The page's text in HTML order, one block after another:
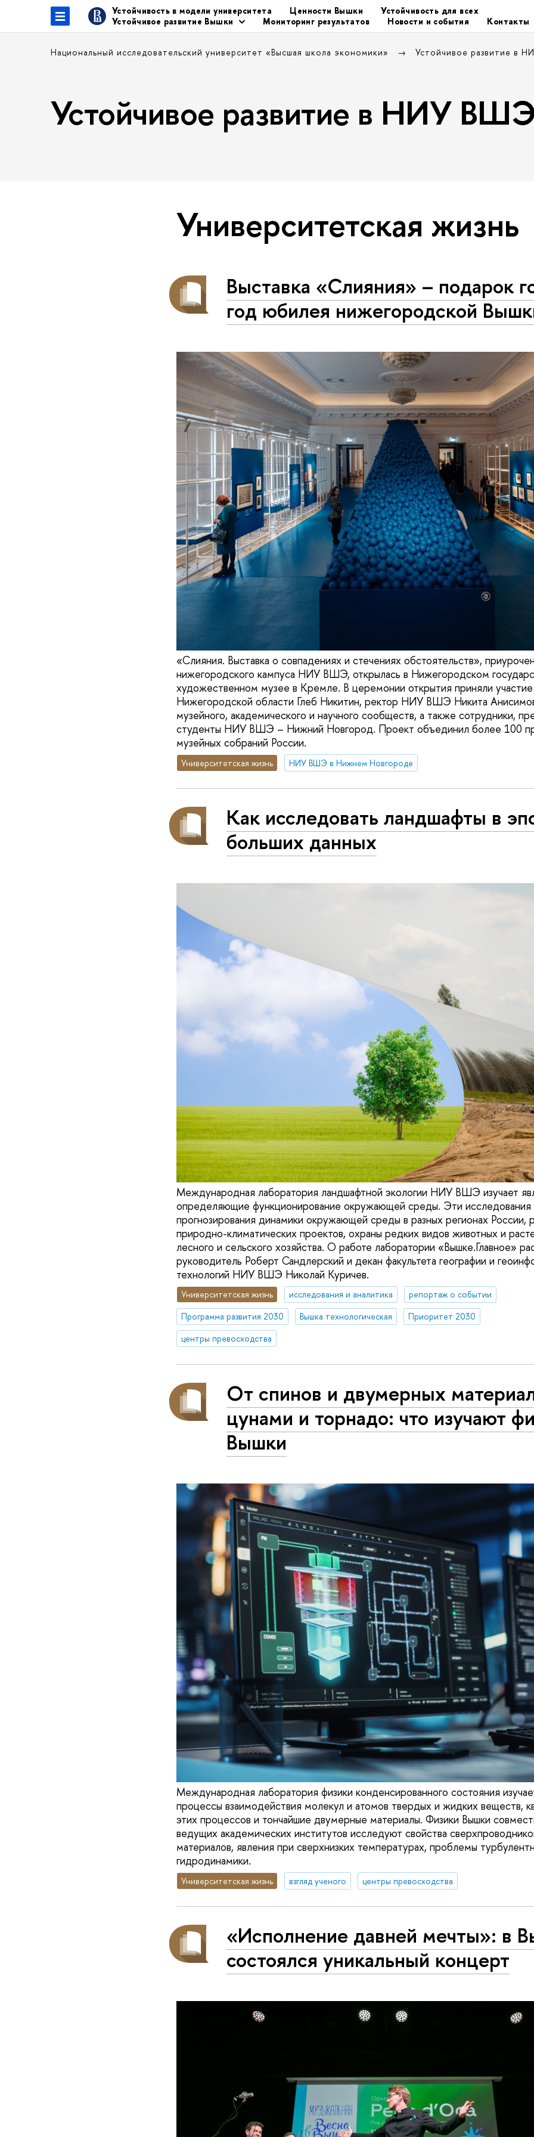
Устойчивость в модели университета Ценности Вышки
Устойчивость для всех
Устойчивое развитие Вышки
Мониторинг результатов Новости и события Контакты
Национальный исследовательский университет «Высшая школа экономики» Устойчивое развитие в
Устойчивое развитие в НИУ
Университетская жизнь
Выставка «Слияния» – подарок
год юбилея нижегородской
«Слияния. Выставка о совпадениях и стечениях обстоятельств»,
нижегородского кампуса НИУ ВШЭ, открылась в Нижегородском
художественном музее в Кремле. В церемонии открытия приняли участие
Нижегородской области Глеб Никитин, ректор НИУ ВШЭ Никита
музейного, академического и научного сообществ, а также сотрудники,
студенты НИУ ВШЭ – Нижний Новгород. Проект объединил более 100
музейных собраний России.
Университетская жизнь НИУ ВШЭ в Нижнем Новгороде
Как исследовать ландшафты в
больших данных
Международная лаборатория ландшафтной экологии НИУ ВШЭ изучает
определяющие функционирование окружающей среды. Эти
прогнозирования динамики окружающей среды в разных регионах России,
природно-климатических проектов, охраны редких видов животных и
лесного и сельского хозяйства. О работе лаборатории «Вышке.Главное»
руководитель Роберт Сандлерский и декан факультета географии и
технологий НИУ ВШЭ Николай Куричев.
Университетская жизнь исследования и аналитика
репортаж о событии
Программа развития 2030
Вышка технологическая
Приоритет 2030
центры превосходства
От спинов и двумерных
цунами и торнадо: что изучают
Вышки
Международная лаборатория физики конденсированного состояния
процессы взаимодействия молекул и атомов твердых и жидких веществ,
этих процессов и тончайшие двумерные материалы. Физики Вышки
ведущих академических институтов исследуют свойства
материалов, явления при сверхнизких температурах, проблемы
гидродинамики.
Университетская жизнь взгляд ученого центры превосходства
«Исполнение давней мечты»: в
состоялся уникальный концерт